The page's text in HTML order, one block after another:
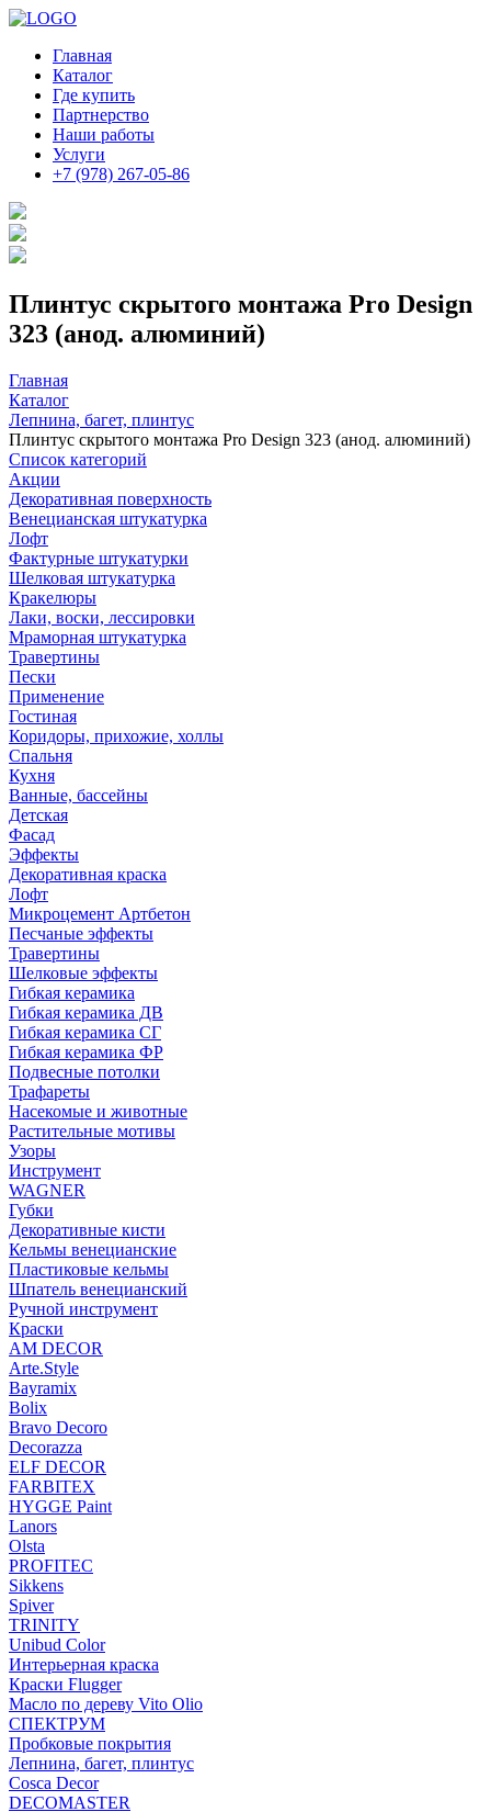
Главная
Каталог
Где купить
Партнерство
Наши работы
Услуги
+7 (978) 267-05-86
Плинтус скрытого монтажа Pro Design
323 (анод. алюминий)
Главная
Каталог
Лепнина, багет, плинтус
Плинтус скрытого монтажа Pro Design 323 (анод. алюминий)
Список категорий
Акции
Декоративная поверхность
Венецианская штукатурка
Лофт
Фактурные штукатурки
Шелковая штукатурка
Кракелюры
Лаки, воски, лессировки
Мраморная штукатурка
Травертины
Пески
Применение
Гостиная
Коридоры, прихожие, холлы
Спальня
Кухня
Ванные, бассейны
Детская
Фасад
Эффекты
Декоративная краска
Лофт
Микроцемент Артбетон
Песчаные эффекты
Травертины
Шелковые эффекты
Гибкая керамика
Гибкая керамика ДВ
Гибкая керамика СГ
Гибкая керамика ФР
Подвесные потолки
Трафареты
Насекомые и животные
Растительные мотивы
Узоры
Инструмент
WAGNER
Губки
Декоративные кисти
Кельмы венецианские
Пластиковые кельмы
Шпатель венецианский
Ручной инструмент
Краски
AM DECOR
Arte.Style
Bayramix
Bolix
Bravo Decoro
Decorazza
ELF DECOR
FARBITEX
HYGGE Paint
Lanors
Olsta
PROFITEC
Sikkens
Spiver
TRINITY
Unibud Color
Интерьерная краска
Краски Flugger
Масло по дереву Vito Olio
СПЕКТРУМ
Пробковые покрытия
Лепнина, багет, плинтус
Cosca Decor
DECOMASTER